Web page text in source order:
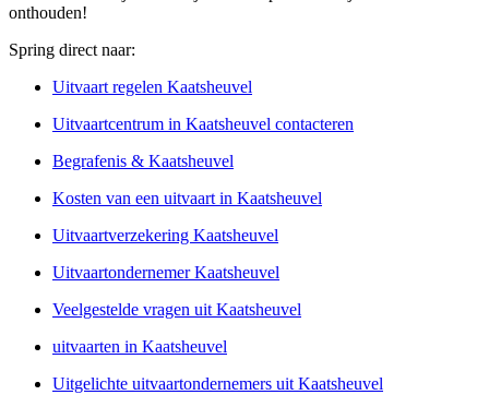
onthouden!
Spring direct naar:
Uitvaart regelen Kaatsheuvel
Uitvaartcentrum in Kaatsheuvel contacteren
Begrafenis & Kaatsheuvel
Kosten van een uitvaart in Kaatsheuvel
Uitvaartverzekering Kaatsheuvel
Uitvaartondernemer Kaatsheuvel
Veelgestelde vragen uit Kaatsheuvel
uitvaarten in Kaatsheuvel
Uitgelichte uitvaartondernemers uit Kaatsheuvel